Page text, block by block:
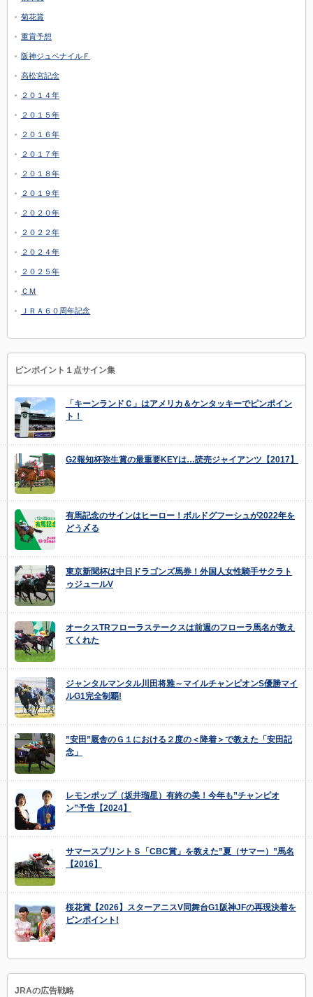
菊花賞
重賞予想
阪神ジュベナイルＦ
高松宮記念
２０１４年
２０１５年
２０１６年
２０１７年
２０１８年
２０１９年
２０２０年
２０２２年
２０２４年
２０２５年
ＣＭ
ＪＲＡ６０周年記念
ピンポイント１点サイン集
「キーンランドＣ」はアメリカ＆ケンタッキーでピンポイン
ト！
G2報知杯弥生賞の最重要KEYは…読売ジャイアンツ【2017】
有馬記念のサインはヒーロー！ボルドグフーシュが2022年を
どう〆る
東京新聞杯は中日ドラゴンズ馬券！外国人女性騎手サクラト
ゥジュールV
オークスTRフローラステークスは前週のフローラ馬名が教え
てくれた
ジャンタルマンタル川田将雅～マイルチャンピオンS優勝マイ
ルG1完全制覇!
”安田”厩舎のＧ１における２度の＜降着＞で教えた「安田記
念」
レモンポップ（坂井瑠星）有終の美！今年も”チャンピオ
ン”予告【2024】
サマースプリントＳ「CBC賞」を教えた”夏（サマー）”馬名
【2016】
桜花賞【2026】スターアニスV同舞台G1阪神JFの再現決着を
ピンポイント!
JRAの広告戦略